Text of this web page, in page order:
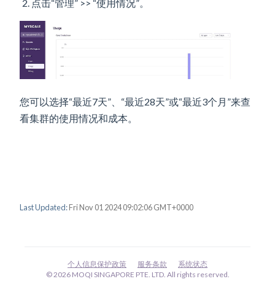
点击“管理” >> “使用情况”。
您可以选择“最近7天”、“最近28天”或“最近3个月”来查
看集群的使用情况和成本。
Last Updated:Fri Nov 01 2024 09:02:06 GMT+0000
© 2026 MOQI SINGAPORE PTE. LTD. All rights reserved.
个人信息保护政策 服务条款 系统状态